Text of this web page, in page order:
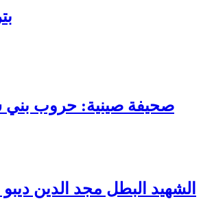
صحيفة صينية: حروب بني
الشهيد البطل مجد الدين